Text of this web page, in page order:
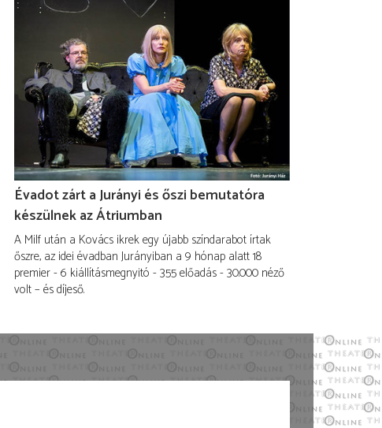
Évadot zárt a Jurányi és őszi bemutatóra
készülnek az Átriumban
A Milf után a Kovács ikrek egy újabb színdarabot írtak
őszre, az idei évadban Jurányiban a 9 hónap alatt 18
premier - 6 kiállításmegnyitó - 355 előadás - 30.000 néző
volt – és díjeső.